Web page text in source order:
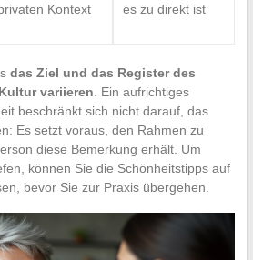
Kontext
es zu direkt ist
das Ziel und das Register des
variieren . Ein aufrichtiges
beschränkt sich nicht darauf, das
Es setzt voraus, den Rahmen zu
diese Bemerkung erhält. Um
können Sie die Schönheitstipps auf
bevor Sie zur Praxis übergehen.